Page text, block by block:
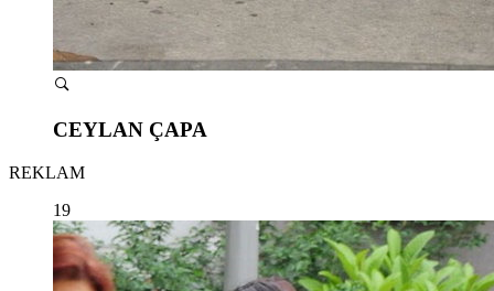
CEYLAN ÇAPA
REKLAM
19